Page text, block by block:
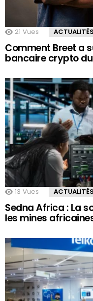
21 Vues ACTUALITÉS
Comment Breet a
bancaire crypto
13 Vues ACTUALITÉS
Sedna Africa : La
les mines